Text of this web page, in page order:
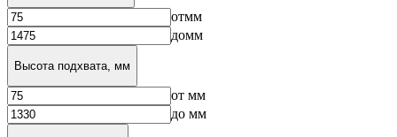
отмм
домм
Высота подхвата, мм
от мм
до мм